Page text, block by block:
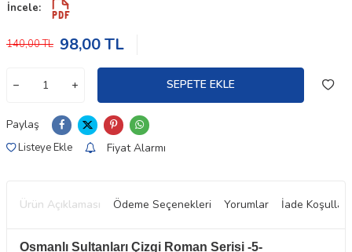
İncele:
140,00TL 98,00TL
SEPETE EKLE
Paylaş
Listeye Ekle Fiyat Alarmı
Ürün Açıklaması Ödeme Seçenekleri Yorumlar İade Koşulları
Osmanlı Sultanları Çizgi Roman Serisi -5-